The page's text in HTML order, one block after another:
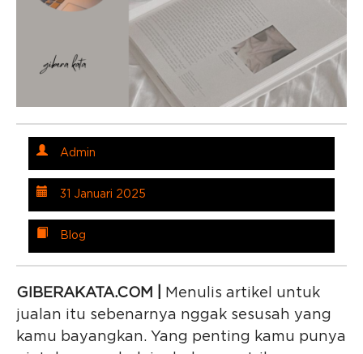
Admin
31 Januari 2025
Blog
GIBERAKATA.COM |
Menulis artikel untuk
jualan itu sebenarnya nggak sesusah yang
kamu bayangkan. Yang penting kamu punya